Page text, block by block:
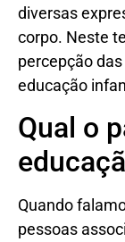
diversas
corpo. Neste
percepção
educação
Qual o
Quando
pessoas